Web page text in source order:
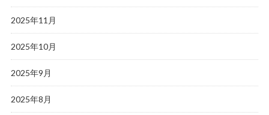
2025年11月
2025年10月
2025年9月
2025年8月